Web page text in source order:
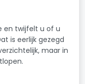
en twijfelt u of u
is eerlijk gezegd
maar in